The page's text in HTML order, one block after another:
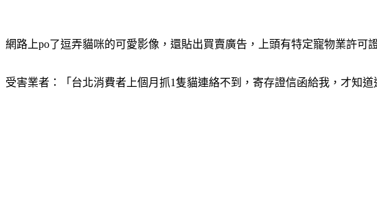
網路上po了逗弄貓咪的可愛影像，還貼出買賣廣告，上頭有特定寵物業許可
受害業者：「台北消費者上個月抓1隻貓連絡不到，寄存證信函給我，才知